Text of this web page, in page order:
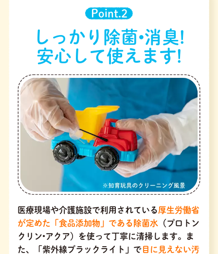
Point.2
しっかり除菌•消臭!
安心して使えます!
医療現場や介護施設で利用されている厚生労働省
が定めた「食品添加物」である除菌水 （プロトン
クリン•アクア）を使って丁寧に清掃します。ま
た、「紫外線ブラックライト」で目に見えない汚